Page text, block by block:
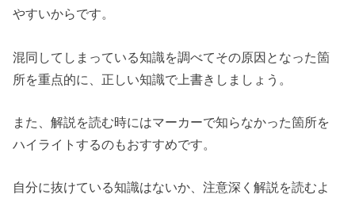
やすいからです。
混同してしまっている知識を調べてその原因となった箇
所を重点的に、正しい知識で上書きしましょう。
また、解説を読む時にはマーカーで知らなかった箇所を
ハイライトするのもおすすめです。
自分に抜けている知識はないか、注意深く解説を読むよ